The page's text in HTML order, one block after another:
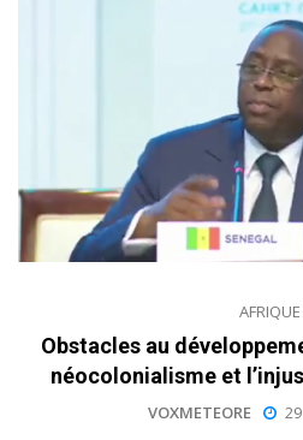
AFRIQUE
Obstacles au
néocolonialisme et
VOXMETEORE